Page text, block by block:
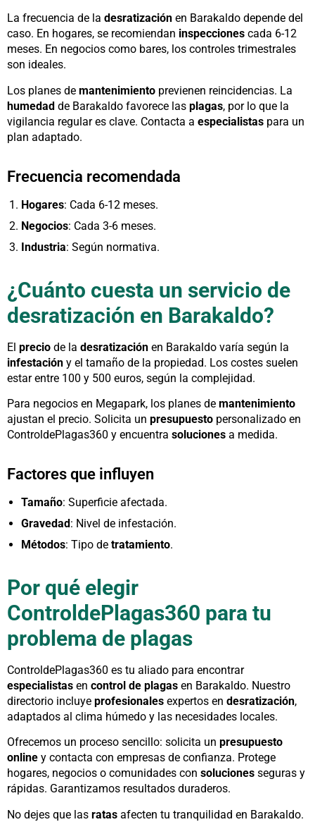
La frecuencia de la desratización en Barakaldo depende del
caso. En hogares, se recomiendan inspecciones cada 6-12
meses. En negocios como bares, los controles trimestrales
son ideales.
Los planes de mantenimiento previenen reincidencias. La
humedad de Barakaldo favorece las plagas, por lo que la
vigilancia regular es clave. Contacta a especialistas para un
plan adaptado.
Frecuencia recomendada
Hogares: Cada 6-12 meses.
Negocios: Cada 3-6 meses.
Industria: Según normativa.
¿Cuánto cuesta un servicio de
desratización en Barakaldo?
El precio de la desratización en Barakaldo varía según la
infestación y el tamaño de la propiedad. Los costes suelen
estar entre 100 y 500 euros, según la complejidad.
Para negocios en Megapark, los planes de mantenimiento
ajustan el precio. Solicita un presupuesto personalizado en
ControldePlagas360 y encuentra soluciones a medida.
Factores que influyen
Tamaño: Superficie afectada.
Gravedad: Nivel de infestación.
Métodos: Tipo de tratamiento.
Por qué elegir
ControldePlagas360 para tu
problema de plagas
ControldePlagas360 es tu aliado para encontrar
especialistas en control de plagas en Barakaldo. Nuestro
directorio incluye profesionales expertos en desratización,
adaptados al clima húmedo y las necesidades locales.
Ofrecemos un proceso sencillo: solicita un presupuesto
online y contacta con empresas de confianza. Protege
hogares, negocios o comunidades con soluciones seguras y
rápidas. Garantizamos resultados duraderos.
No dejes que las ratas afecten tu tranquilidad en Barakaldo.